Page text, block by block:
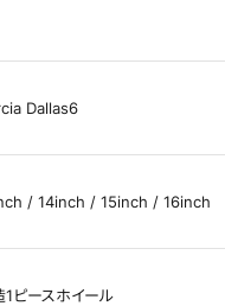
Dallas6
/ 14inch / 15inch / 16inch
1ピースホイール